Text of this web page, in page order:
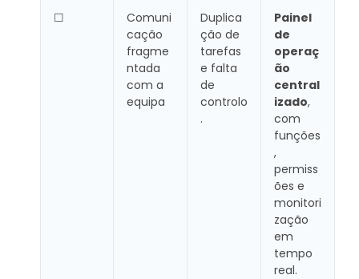
☐
Comuni
cação
fragme
ntada
com a
equipa
Duplica
ção de
tarefas
e falta
de
controlo
.
Painel
de
operaç
ão
central
izado,
com
funções
,
permiss
ões e
monitori
zação
em
tempo
real.